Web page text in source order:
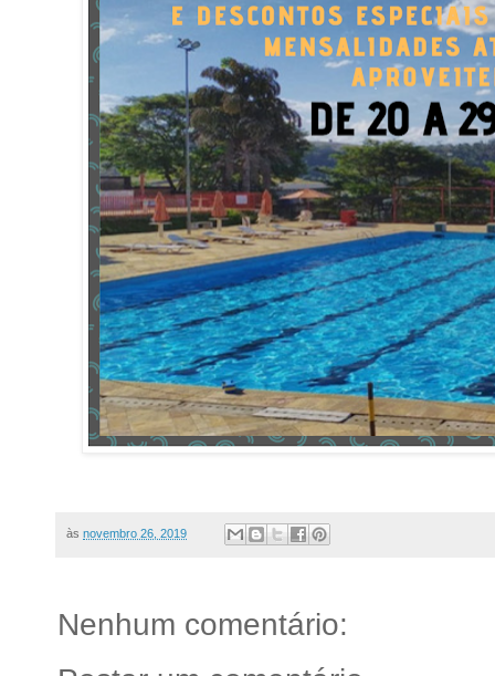
às novembro 26, 2019
Nenhum comentário: